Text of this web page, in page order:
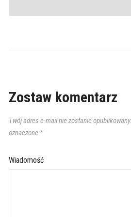
Zostaw komentarz
Twój adres e-mail nie zostanie opublikowany.
oznaczone *
Wiadomość